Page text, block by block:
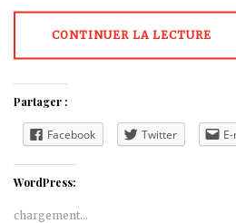
CONTINUER LA LECTURE
Partager :
Facebook Twitter
WordPress:
chargement…